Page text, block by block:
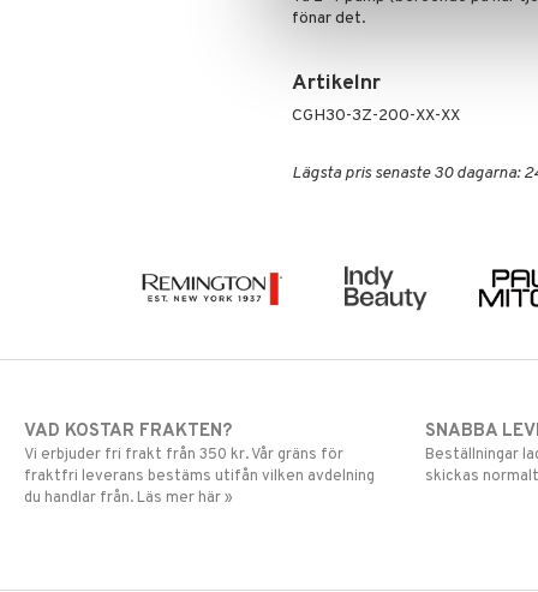
fönar det.
Artikelnr
CGH30-3Z-200-XX-XX
Lägsta pris senaste 30 dagarna:
VAD KOSTAR FRAKTEN?
Vi erbjuder fri frakt från 350 kr. Vår gräns för
fraktfri leverans bestäms utifån vilken avdelning
du handlar från. Läs mer här »
SNABBA
Beställningar
skickas